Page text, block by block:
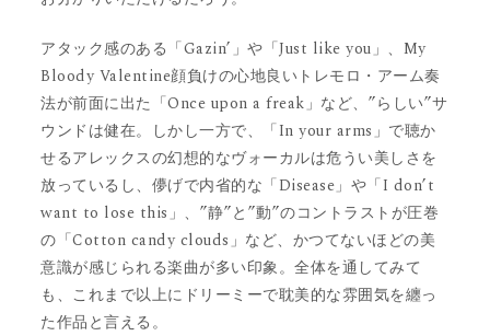
アタック感のある「Gazin’」や「Just like you」、My
Bloody Valentine顔負けの心地良いトレモロ・アーム奏
法が前面に出た「Once upon a freak」など、”らしい”サ
ウンドは健在。しかし一方で、「In your arms」で聴か
せるアレックスの幻想的なヴォーカルは危うい美しさを
放っているし、儚げで内省的な「Disease」や「I don’t
want to lose this」、”静”と”動”のコントラストが圧巻
の「Cotton candy clouds」など、かつてないほどの美
意識が感じられる楽曲が多い印象。全体を通してみて
も、これまで以上にドリーミーで耽美的な雰囲気を纏っ
た作品と言える。